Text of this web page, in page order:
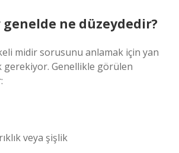
ne düzeydedir?
midir sorusunu anlamak için yan
Genellikle görülen
veya şişlik